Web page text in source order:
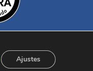
Contacto
Ajustes